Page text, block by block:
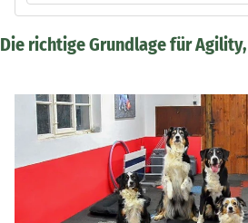
Die richtige Grundlage für